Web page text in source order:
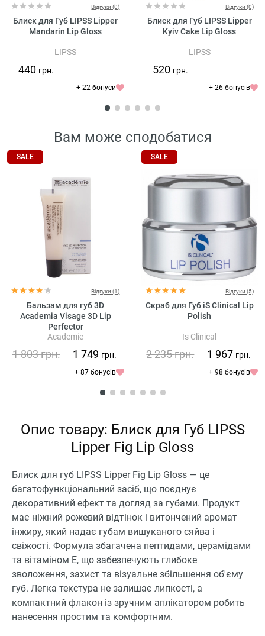
Відгуки (0)
Блиск для Губ LIPSS Lipper
Mandarin Lip Gloss
LIPSS
440 грн.
+ 22 бонуси
Відгуки (0)
Блиск для Губ LIPSS Lipper
Kyiv Cake Lip Gloss
LIPSS
520 грн.
+ 26 бонусів
Вам може сподобатися
SALE
Відгуки (1)
Бальзам для губ 3D
Academia Visage 3D Lip
Perfector
Academie
1 803грн. 1 749 грн.
+ 87 бонусів
SALE
Відгуки (5)
Скраб для Губ iS Clinical Lip
Polish
Is Clinical
2 235грн. 1 967 грн.
+ 98 бонусів
Опис товару: Блиск для Губ LIPSS
Lipper Fig Lip Gloss
Блиск для губ LIPSS Lipper Fig Lip Gloss — це
багатофункціональний засіб, що поєднує
декоративний ефект та догляд за губами. Продукт
має ніжний рожевий відтінок і витончений аромат
інжиру, який надає губам вишуканого сяйва і
свіжості. Формула збагачена пептидами, церамідами
та вітаміном Е, що забезпечують глибоке
зволоження, захист та візуальне збільшення об'єму
губ. Легка текстура не залишає липкості, а
компактний флакон із зручним аплікатором робить
нанесення простим та комфортним.